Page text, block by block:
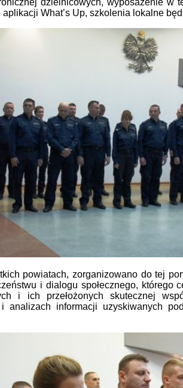
dzielnicowych, wyposażenie
What’s Up, szkolenia lokalne
powiatach, zorganizowano do tej
i dialogu społecznego, którego
i ich przełożonych skutecznej
i analizach informacji uzyskiwanych